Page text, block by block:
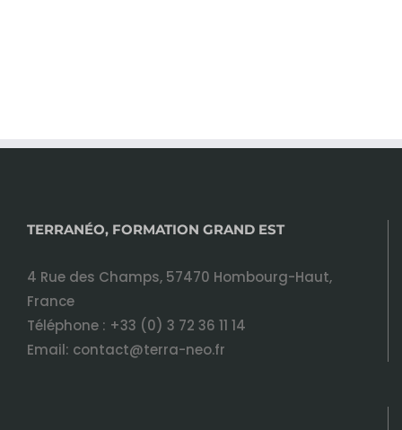
TERRANÉO, FORMATION GRAND EST
4 Rue des Champs, 57470 Hombourg-Haut,
France
Téléphone : +33 (0) 3 72 36 11 14
Email: contact@terra-neo.fr